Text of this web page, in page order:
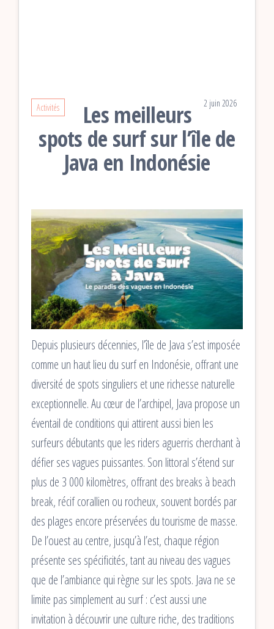
Activités 2 juin 2026
Les meilleurs
spots de surf sur l’île de
Java en Indonésie
Depuis plusieurs décennies, l’île de Java s’est imposée
comme un haut lieu du surf en Indonésie, offrant une
diversité de spots singuliers et une richesse naturelle
exceptionnelle. Au cœur de l’archipel, Java propose un
éventail de conditions qui attirent aussi bien les
surfeurs débutants que les riders aguerris cherchant à
défier ses vagues puissantes. Son littoral s’étend sur
plus de 3 000 kilomètres, offrant des breaks à beach
break, récif corallien ou rocheux, souvent bordés par
des plages encore préservées du tourisme de masse.
De l’ouest au centre, jusqu’à l’est, chaque région
présente ses spécificités, tant au niveau des vagues
que de l’ambiance qui règne sur les spots. Java ne se
limite pas simplement au surf : c’est aussi une
invitation à découvrir une culture riche, des traditions